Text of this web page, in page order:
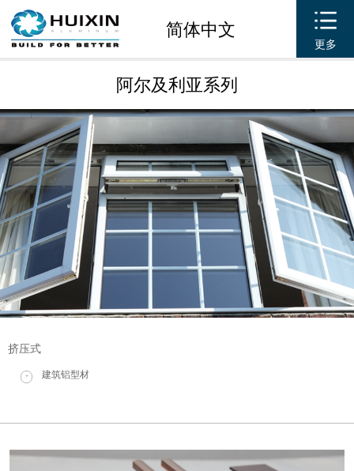
简体中文
更多
阿尔及利亚系列
挤压式
+ 建筑铝型材